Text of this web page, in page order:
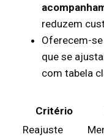
reduzem
Oferecem-
que se
com tabela
Critério
Reajuste